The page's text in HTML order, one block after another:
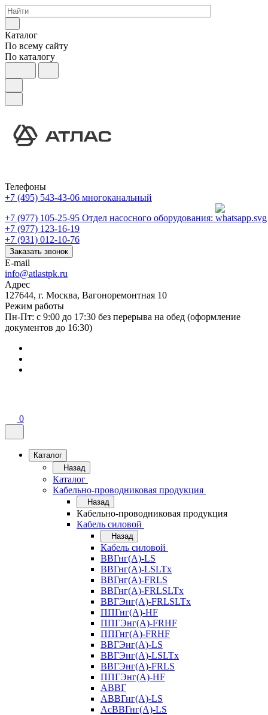
Каталог
По всему сайту
По каталогу
Телефоны
+7 (495) 543-43-06 многоканальный
+7 (977) 105-25-95 Отдел насосного оборудования:
+7 (977) 123-16-19
+7 (931) 012-10-76
Заказать звонок
E-mail
info@atlastpk.ru
Адрес
127644, г. Москва, Вагоноремонтная 10
Режим работы
Пн-Пт: с 9:00 до 17:30 без перерыва на обед (оформление
документов до 16:30)
0
Каталог
Назад
Каталог
Кабельно-проводниковая продукция
Назад
Кабельно-проводниковая продукция
Кабель силовой
Назад
Кабель силовой
ВВГнг(А)-LS
ВВГнг(А)-LSLTx
ВВГнг(А)-FRLS
ВВГнг(А)-FRLSLTx
ВВГЭнг(А)-FRLSLTx
ППГнг(А)-HF
ППГЭнг(А)-FRHF
ППГнг(А)-FRHF
ВВГЭнг(А)-LS
ВВГЭнг(А)-LSLTx
ВВГЭнг(А)-FRLS
ППГЭнг(А)-HF
АВВГ
АВВГнг(А)-LS
АсВВГнг(А)-LS